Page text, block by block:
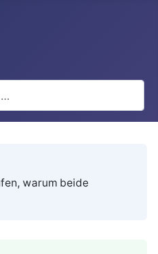
warum beide